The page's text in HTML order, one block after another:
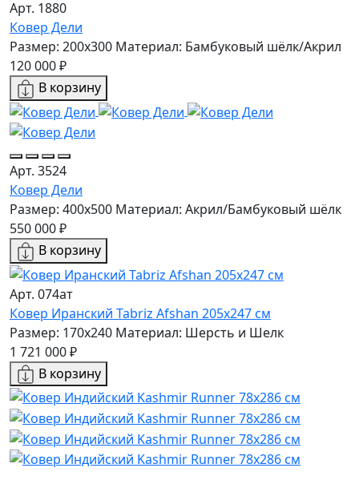
Арт. 1880
Ковер Дели
Размер: 200x300 Материал: Бамбуковый шёлк/Акрил
120 000 ₽
В корзину
Арт. 3524
Ковер Дели
Размер: 400x500 Материал: Акрил/Бамбуковый шёлк
550 000 ₽
В корзину
Арт. 074ат
Ковер Иранский Tabriz Afshan 205x247 см
Размер: 170x240 Материал: Шерсть и Шелк
1 721 000 ₽
В корзину